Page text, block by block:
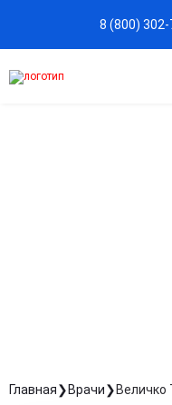
8 (800)
Главная Врачи Величко